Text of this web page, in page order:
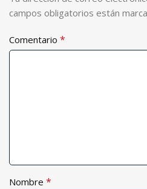
campos obligatorios están
Comentario *
Nombre *